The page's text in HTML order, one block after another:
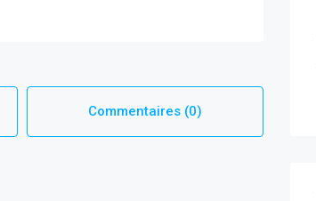
Commentaires (0)